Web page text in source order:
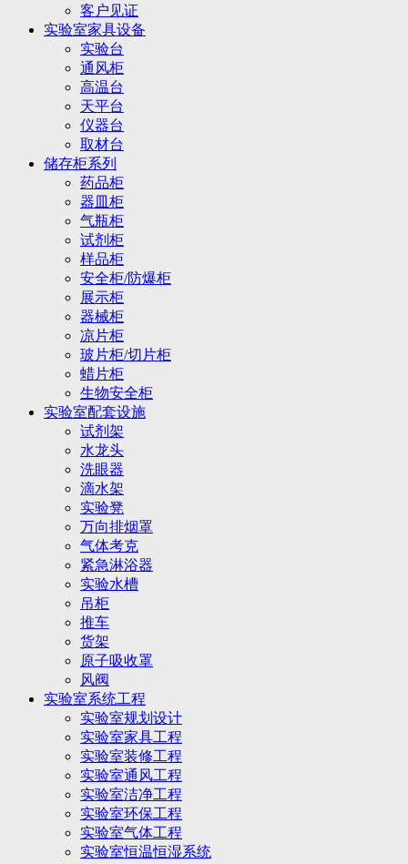
客户见证
实验室家具设备
实验台
通风柜
高温台
天平台
仪器台
取材台
储存柜系列
药品柜
器皿柜
气瓶柜
试剂柜
样品柜
安全柜/防爆柜
展示柜
器械柜
凉片柜
玻片柜/切片柜
蜡片柜
生物安全柜
实验室配套设施
试剂架
水龙头
洗眼器
滴水架
实验凳
万向排烟罩
气体考克
紧急淋浴器
实验水槽
吊柜
推车
货架
原子吸收罩
风阀
实验室系统工程
实验室规划设计
实验室家具工程
实验室装修工程
实验室通风工程
实验室洁净工程
实验室环保工程
实验室气体工程
实验室恒温恒湿系统